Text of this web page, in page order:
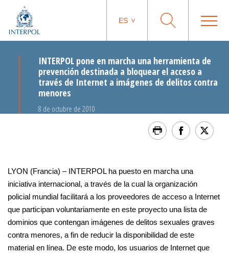
ES
INTERPOL pone en marcha una herramienta de
prevención destinada a bloquear el acceso a
través de Internet a imágenes de delitos contra
menores
8 de octubre de 2010
LYON (Francia) – INTERPOL ha puesto en marcha una
iniciativa internacional, a través de la cual la organización
policial mundial facilitará a los proveedores de acceso a Internet
que participan voluntariamente en este proyecto una lista de
dominios que contengan imágenes de delitos sexuales graves
contra menores, a fin de reducir la disponibilidad de este
material en línea. De este modo, los usuarios de Internet que